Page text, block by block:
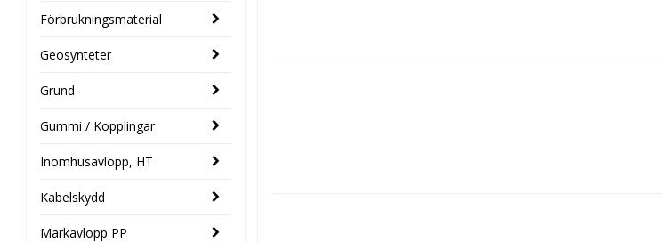
Förbrukningsmaterial
Geosynteter
Grund
Gummi / Kopplingar
Inomhusavlopp, HT
Kabelskydd
Markavlopp PP